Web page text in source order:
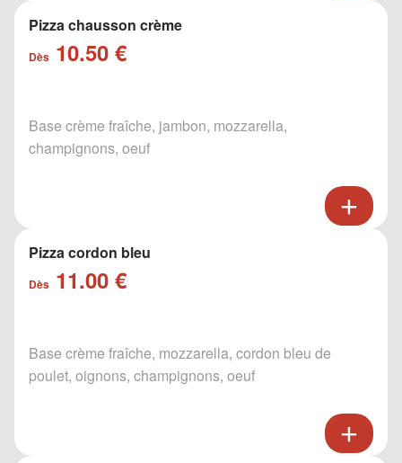
Pizza chausson crème
Dès 10.50 €
Base crème fraîche, jambon, mozzarella,
champignons, oeuf
Pizza cordon bleu
Dès 11.00 €
Base crème fraîche, mozzarella, cordon bleu de
poulet, oignons, champignons, oeuf